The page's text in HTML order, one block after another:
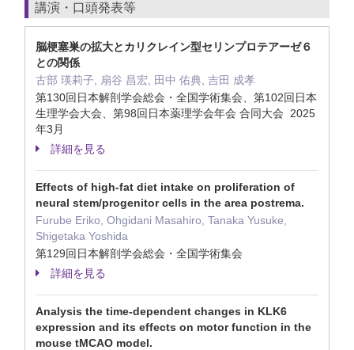
講演・口頭発表等
脳梗塞巣の拡大とカリクレイン型セリンプロテアーゼ６
との関係
古部 瑛莉子, 扇谷 昌宏, 田中 佑典, 吉田 成孝
第130回日本解剖学会総会・全国学術集会、第102回日本
生理学会大会、第98回日本薬理学会年会 合同大会 2025
年3月
詳細を見る
Effects of high-fat diet intake on proliferation of
neural stem/progenitor cells in the area postrema.
Furube Eriko, Ohgidani Masahiro, Tanaka Yusuke,
Shigetaka Yoshida
第129回日本解剖学会総会・全国学術集会
詳細を見る
Analysis the time-dependent changes in KLK6
expression and its effects on motor function in the
mouse tMCAO model.